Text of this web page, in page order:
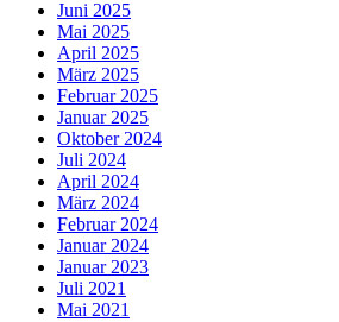
Juni 2025
Mai 2025
April 2025
März 2025
Februar 2025
Januar 2025
Oktober 2024
Juli 2024
April 2024
März 2024
Februar 2024
Januar 2024
Januar 2023
Juli 2021
Mai 2021